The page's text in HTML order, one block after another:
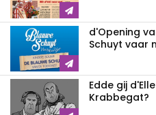
d'Opening
Schuyt vaar
Edde gij
Krabbegat?